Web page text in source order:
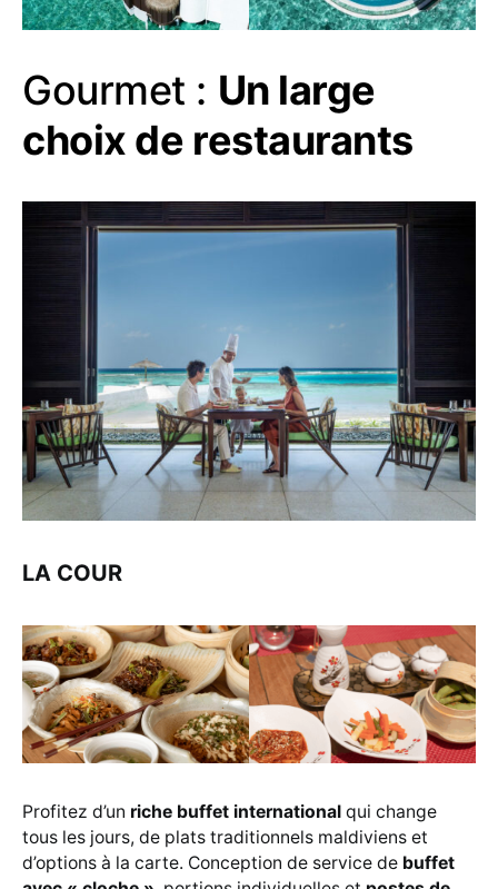
Gourmet : Un large
choix de restaurants
LA COUR
Profitez d’un riche buffet international qui change
tous les jours, de plats traditionnels maldiviens et
d’options à la carte. Conception de service de buffet